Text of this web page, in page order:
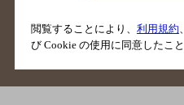
ご意
閲覧することにより、 利用規約
び Cookie の使用に同意したこと